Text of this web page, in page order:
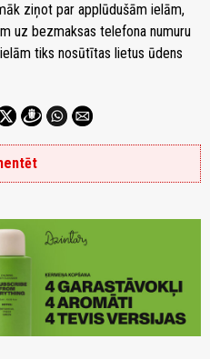
ziņot par applūdušām ielām,
uz bezmaksas telefona numuru
tiks nosūtītas lietus ūdens